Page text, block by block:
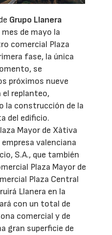
Grupo Llanera
de mayo la
comercial Plaza
fase, la única
se
próximos nueve
replanteo,
la construcción de la
del edificio.
Mayor de Xàtiva
valenciana
S.A., que también
Plaza Mayor de
Plaza Central
Llanera en la
con un total de
comercial y de
gran superficie de